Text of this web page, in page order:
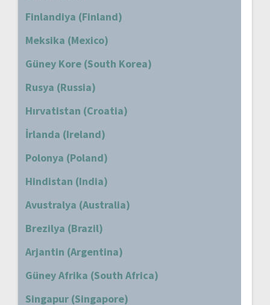
Finlandiya (Finland)
Meksika (Mexico)
Güney Kore (South Korea)
Rusya (Russia)
Hırvatistan (Croatia)
İrlanda (Ireland)
Polonya (Poland)
Hindistan (India)
Avustralya (Australia)
Brezilya (Brazil)
Arjantin (Argentina)
Güney Afrika (South Africa)
Singapur (Singapore)